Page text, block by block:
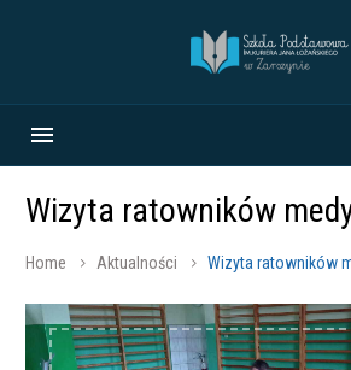
Wizyta ratowników
Home Aktualności Wizyta ratowników